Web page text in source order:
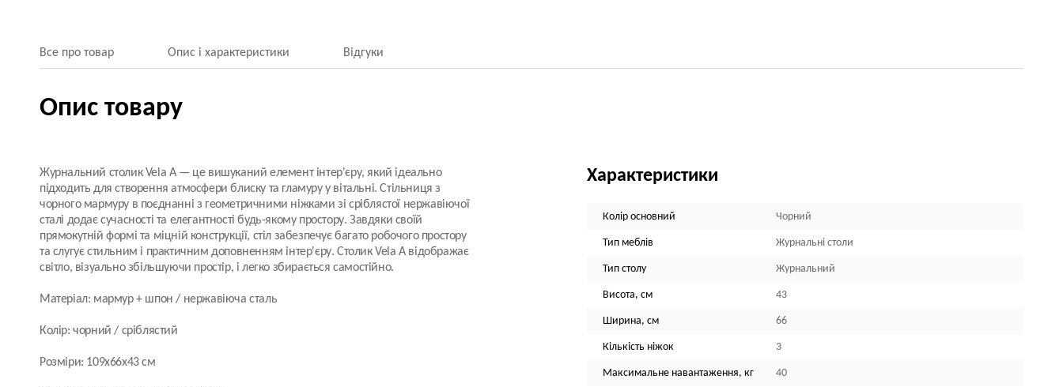
Все про товар Опис і характеристики Відгуки
Опис товару
Журнальний столик Vela A — це вишуканий елемент інтер'єру, який ідеально
підходить для створення атмосфери блиску та гламуру у вітальні. Стільниця з
чорного мармуру в поєднанні з геометричними ніжками зі сріблястої нержавіючої
сталі додає сучасності та елегантності будь-якому простору. Завдяки своїй
прямокутній формі та міцній конструкції, стіл забезпечує багато робочого простору
та слугує стильним і практичним доповненням інтер'єру. Столик Vela A відображає
світло, візуально збільшуючи простір, і легко збирається самостійно.
Матеріал: мармур + шпон / нержавіюча сталь
Колір: чорний / сріблястий
Розміри: 109х66х43 см
Характеристики
Колір основний Чорний
Тип меблів Журнальні столи
Тип столу Журнальний
Висота, см 43
Ширина, см 66
Кількість ніжок 3
Максимальне навантаження, кг 40